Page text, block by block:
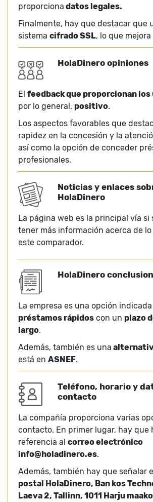
proporciona datos legales.
Finalmente, hay que destacar que
sistema cifrado SSL, lo que
HolaDinero opiniones
El feedback que proporcionan los
por lo general, positivo.
Los aspectos favorables que
rapidez en la concesión y la
así como la opción de conceder
profesionales.
Noticias y enlaces
HolaDinero
La página web es la principal vía si
tener más información acerca de
este comparador.
HolaDinero
La empresa es una opción
préstamos rápidos con un plazo
largo.
Además, también es una
está en ASNEF.
Teléfono, horario y
contacto
La compañía proporciona varias
contacto. En primer lugar, hay que
referencia al correo electrónico
info@holadinero.es.
Además, también hay que señalar
postal HolaDinero, Ban kos
Laeva 2, Tallinn, 1011 Harju